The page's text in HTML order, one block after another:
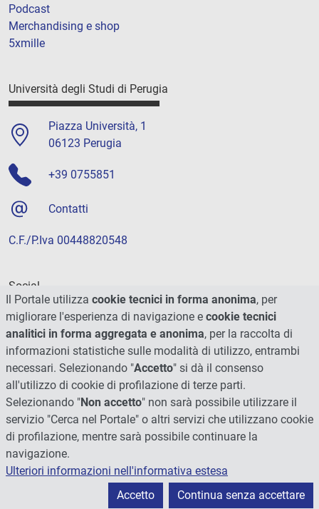
Podcast
Merchandising e shop
5xmille
Università degli Studi di Perugia
Piazza Università, 1
06123 Perugia
+39 0755851
Contatti
C.F./P.Iva 00448820548
Social
© 2026 - Università degli Studi di Perugia
Il Portale utilizza cookie tecnici in forma anonima, per
migliorare l'esperienza di navigazione e cookie tecnici
analitici in forma aggregata e anonima, per la raccolta di
informazioni statistiche sulle modalità di utilizzo, entrambi
necessari. Selezionando "Accetto" si dà il consenso
all'utilizzo di cookie di profilazione di terze parti.
Selezionando "Non accetto" non sarà possibile utilizzare il
servizio "Cerca nel Portale" o altri servizi che utilizzano cookie
di profilazione, mentre sarà possibile continuare la
navigazione.
Ulteriori informazioni nell'informativa estesa
Accetto
Continua senza accettare